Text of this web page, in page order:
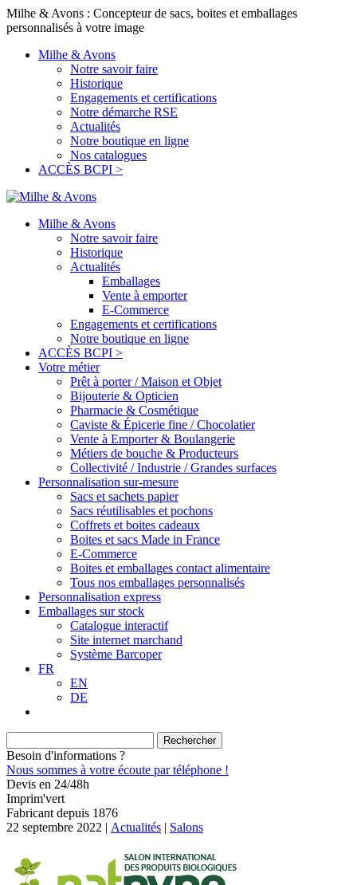
Milhe & Avons : Concepteur de sacs, boites et emballages
personnalisés à votre image
Milhe & Avons
Notre savoir faire
Historique
Engagements et certifications
Notre démarche RSE
Actualités
Notre boutique en ligne
Nos catalogues
ACCÈS BCPI >
Milhe & Avons
Notre savoir faire
Historique
Actualités
Emballages
Vente à emporter
E-Commerce
Engagements et certifications
Notre boutique en ligne
ACCÈS BCPI >
Votre métier
Prêt à porter / Maison et Objet
Bijouterie & Opticien
Pharmacie & Cosmétique
Caviste & Épicerie fine / Chocolatier
Vente à Emporter & Boulangerie
Métiers de bouche & Producteurs
Collectivité / Industrie / Grandes surfaces
Personnalisation sur-mesure
Sacs et sachets papier
Sacs réutilisables et pochons
Coffrets et boites cadeaux
Boites et sacs Made in France
E-Commerce
Boites et emballages contact alimentaire
Tous nos emballages personnalisés
Personnalisation express
Emballages sur stock
Catalogue interactif
Site internet marchand
Système Barcoper
FR
EN
DE
Besoin d'informations ?
Nous sommes à votre écoute par téléphone !
Devis en 24/48h
Imprim'vert
Fabricant depuis 1876
22 septembre 2022 | Actualités | Salons